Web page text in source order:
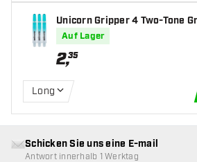
Unicorn Gripper 4 Two-Tone
p - Dart Shafts
Auf Lager
2,35
Long
Schicken Sie uns eine E-mail
Antwort innerhalb 1 Werktag